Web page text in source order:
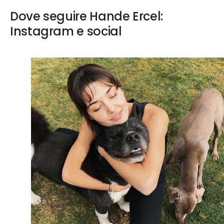
Dove seguire Hande Ercel:
Instagram e social